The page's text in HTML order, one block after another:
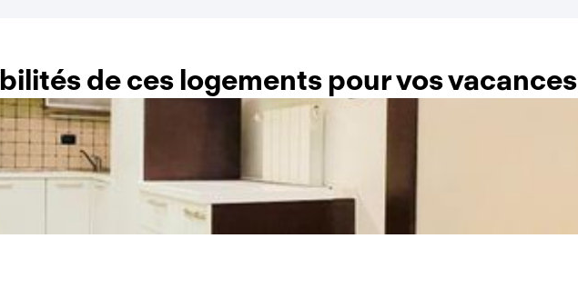
de ces logements pour vos vacances